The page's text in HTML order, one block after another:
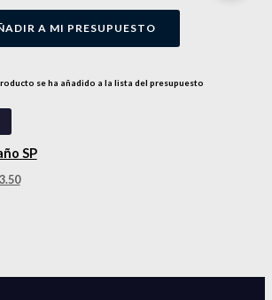
A MI PRESUPUESTO
se ha añadido a la lista del presupuesto
SP